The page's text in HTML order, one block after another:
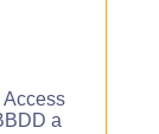
Access
a